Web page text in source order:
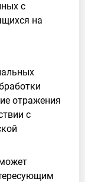
с
на
отражения
с